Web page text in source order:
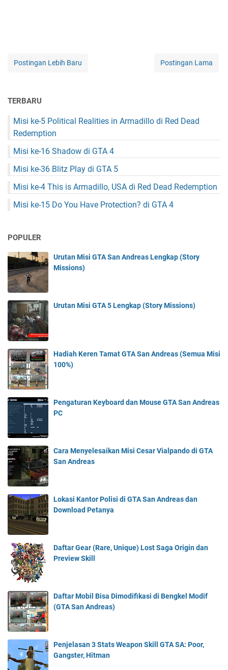
Postingan Lebih Baru Postingan Lama
TERBARU
Misi ke-5 Political Realities in Armadillo di Red Dead
Redemption
Misi ke-16 Shadow di GTA 4
Misi ke-36 Blitz Play di GTA 5
Misi ke-4 This is Armadillo, USA di Red Dead Redemption
Misi ke-15 Do You Have Protection? di GTA 4
POPULER
Urutan Misi GTA San Andreas Lengkap (Story
Missions)
Urutan Misi GTA 5 Lengkap (Story Missions)
Hadiah Keren Tamat GTA San Andreas (Semua Misi
100%)
Pengaturan Keyboard dan Mouse GTA San Andreas
PC
Cara Menyelesaikan Misi Cesar Vialpando di GTA
San Andreas
Lokasi Kantor Polisi di GTA San Andreas dan
Download Petanya
Daftar Gear (Rare, Unique) Lost Saga Origin dan
Preview Skill
Daftar Mobil Bisa Dimodifikasi di Bengkel Modif
(GTA San Andreas)
Penjelasan 3 Stats Weapon Skill GTA SA: Poor,
Gangster, Hitman